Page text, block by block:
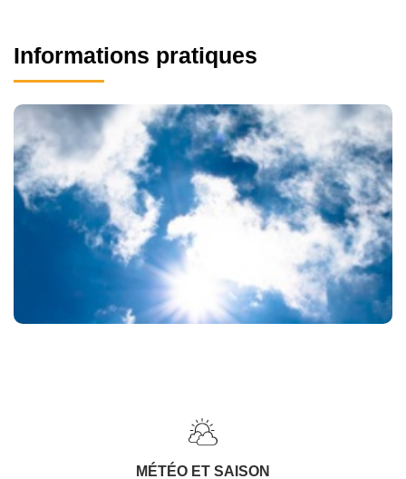
Informations pratiques
MÉTÉO ET SAISON